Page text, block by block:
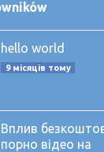
hello world
9 місяців тому
Вплив
порно відео на